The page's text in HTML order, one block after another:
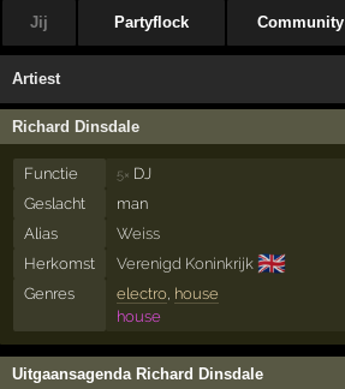
Jij Partyflock Community
Artiest
Richard Dinsdale
Functie 5× DJ
Geslacht
man
Alias
Weiss
Herkomst
Verenigd Koninkrijk 🇬🇧
Genres electro, house
house
Uitgaansagenda Richard Dinsdale